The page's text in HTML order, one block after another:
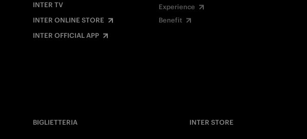
INTER TV
INTER ONLINE STORE
INTER OFFICIAL APP
Experience
Benefit
BIGLIETTERIA
INTER STORE